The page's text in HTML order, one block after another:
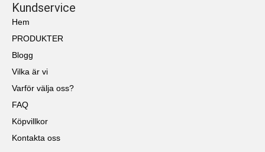
Kundservice
Hem
PRODUKTER
Blogg
Vilka är vi
Varför välja oss?
FAQ
Köpvillkor
Kontakta oss